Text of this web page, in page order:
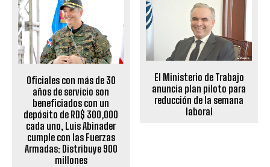
Oficiales con más de 30
años de servicio son
beneficiados con un
depósito de RD$ 300,000
cada uno, Luis Abinader
cumple con las Fuerzas
Armadas: Distribuye 900
millones
El Ministerio de Trabajo
anuncia plan piloto para
reducción de la semana
laboral